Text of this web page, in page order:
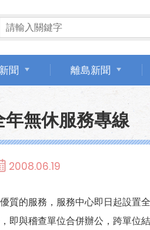
聞 離島新聞
無休服務專線
2008.06.19
質的服務，服務中心即日起設置
即與稽查單位合併辦公，跨單位